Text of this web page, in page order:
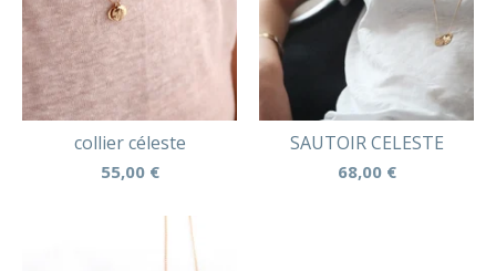
collier céleste
55,00 €
SAUTOIR CELESTE
68,00 €